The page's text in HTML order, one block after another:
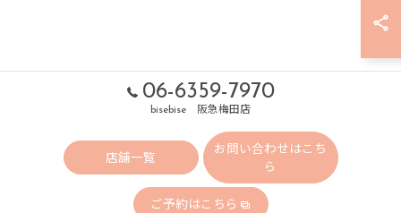
06-6359-7970
bisebise 阪急梅田店
店舗一覧
お問い合わせはこち
ら
ご予約はこちら